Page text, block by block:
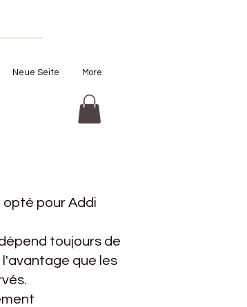
Neue Seite More
opté pour Addi
toujours de
que les